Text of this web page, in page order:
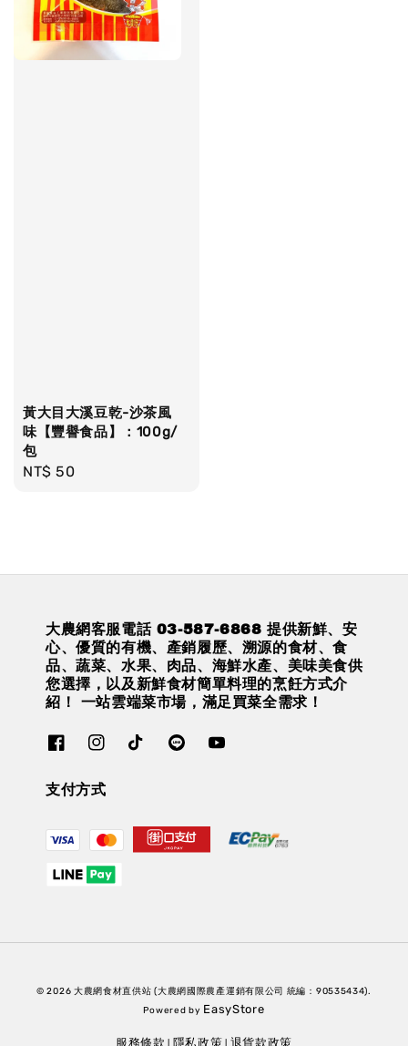
黃大目大溪豆乾-沙茶風
味【豐譽食品】：100g/
包
Regular
NT$ 50
大農網客服電話 03-587-6868 提供新鮮、安
心、優質的有機、產銷履歷、溯源的食材、食
品、蔬菜、水果、肉品、海鮮水產、美味美食供
您選擇，以及新鮮食材簡單料理的烹飪方式介
紹！ 一站雲端菜市場，滿足買菜全需求！
支付方式
© 2026 大農網食材直供站 (大農網國際農產運銷有限公司 統編：90535434).
Powered by EasyStore
服務條款 隱私政策 退貨款政策